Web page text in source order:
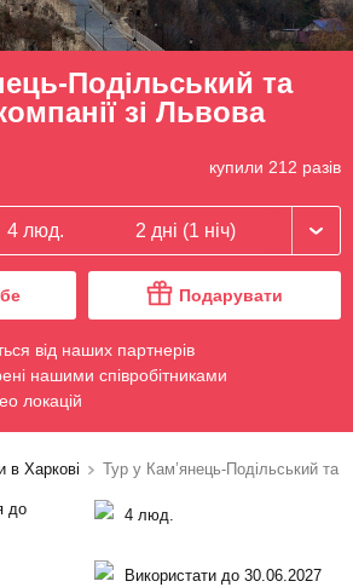
Подільський та
зі Львова
купили 212 разів
4 люд. 2 дні (1 ніч)
Подарувати
від наших партнерів
нашими співробітниками
локацій
в Харкові Тур у Кам’янець-Подільський та
до
4 люд.
Використати до 30.06.2027